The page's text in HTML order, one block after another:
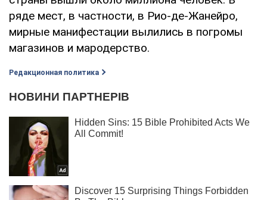
ряде мест, в частности, в Рио-де-Жанейро,
мирные манифестации вылились в погромы
магазинов и мародерство.
Редакционная политика